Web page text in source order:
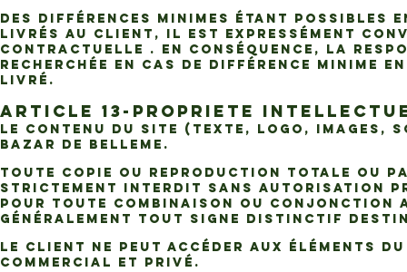
Des différences minimes étant
livrés au Client, il est expressément
contractuelle . En conséquence, la
recherchée en cas de différence
livré.
ARTICLE 13-PROPRIETE
Le contenu du Site (texte, logo, images,
BAZAR DE BELLEME.
Toute copie ou reproduction totale ou
strictement interdit sans autorisation
pour toute combinaison ou conjonction
généralement tout signe distinctif
Le Client ne peut accéder aux éléments
commercial et privé.